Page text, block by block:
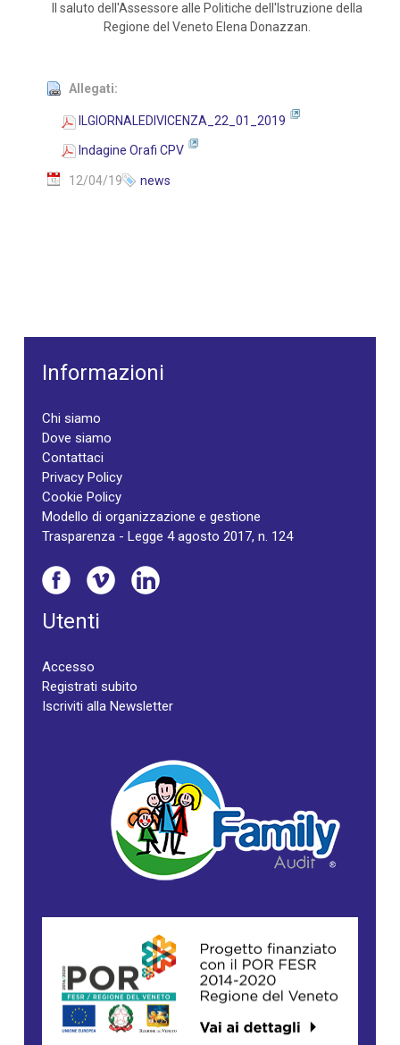
Il saluto dell'Assessore alle Politiche dell'Istruzione della
Regione del Veneto Elena Donazzan.
Allegati:
ILGIORNALEDIVICENZA_22_01_2019
Indagine Orafi CPV
12/04/19 news
Informazioni
Chi siamo
Dove siamo
Contattaci
Privacy Policy
Cookie Policy
Modello di organizzazione e gestione
Trasparenza - Legge 4 agosto 2017, n. 124
Utenti
Accesso
Registrati subito
Iscriviti alla Newsletter